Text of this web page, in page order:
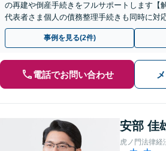
の再建や倒産手続きをフルサポートします【
代表者さま個人の債務整理手続きも同時に対
払い応相談】【夜間・休日相談可】
事例を見る(2件)
電話でお問い合わせ
安部 佳
虎ノ門法律経